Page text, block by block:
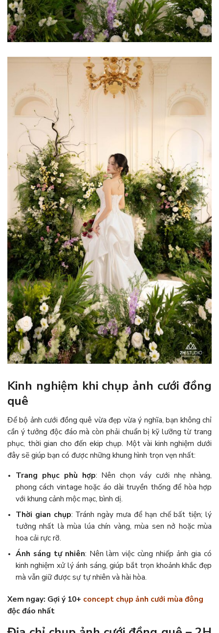
Kinh nghiệm khi chụp ảnh cưới đồng
quê
Để bộ ảnh cưới đồng quê vừa đẹp vừa ý nghĩa, bạn không chỉ
cần ý tưởng độc đáo mà còn phải chuẩn bị kỹ lưỡng từ trang
phục, thời gian cho đến ekip chụp. Một vài kinh nghiệm dưới
đây sẽ giúp bạn có được những khung hình trọn vẹn nhất:
Trang phục phù hợp: Nên chọn váy cưới nhẹ nhàng,
phong cách vintage hoặc áo dài truyền thống để hòa hợp
với khung cảnh mộc mạc, bình dị.
Thời gian chụp: Tránh ngày mưa để hạn chế bất tiện; lý
tưởng nhất là mùa lúa chín vàng, mùa sen nở hoặc mùa
hoa cải rực rỡ.
Ánh sáng tự nhiên: Nên làm việc cùng nhiếp ảnh gia có
kinh nghiệm xử lý ánh sáng, giúp bắt trọn khoảnh khắc đẹp
mà vẫn giữ được sự tự nhiên và hài hòa.
Xem ngay: Gợi ý 10+ concept chụp ảnh cưới mùa đông
độc đáo nhất